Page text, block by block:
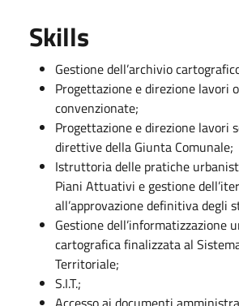
Skills
Gestione dell’archivio
Progettazione e direzione lavori
convenzionate;
Progettazione e direzione lavori
direttive della Giunta Comunale;
Istruttoria delle pratiche
Piani Attuativi e gestione
all’approvazione definitiva degli
Gestione dell’informatizzazione
cartografica finalizzata al
Territoriale;
S.I.T.;